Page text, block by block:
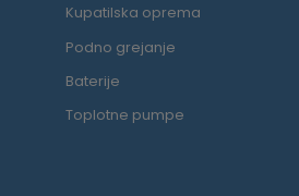
Kupatilska oprema
Podno grejanje
Baterije
Toplotne pumpe